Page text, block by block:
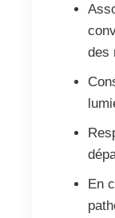
des
En